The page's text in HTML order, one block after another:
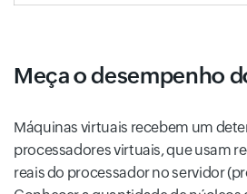
Meça o desempenho
Máquinas virtuais recebem um
processadores virtuais, que usam
reais do processador no servidor